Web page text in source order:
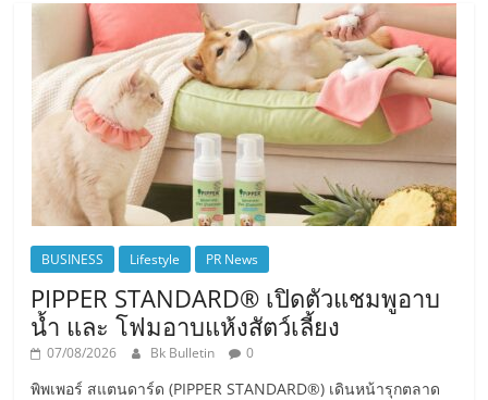
BUSINESS Lifestyle PR News
PIPPER STANDARD® เปิดตัวแชมพูอาบ
น้ำ และ โฟมอาบแห้งสัตว์เลี้ยง
07/08/2026 Bk Bulletin 0
พิพเพอร์ สแตนดาร์ด (PIPPER STANDARD®) เดินหน้ารุกตลาด